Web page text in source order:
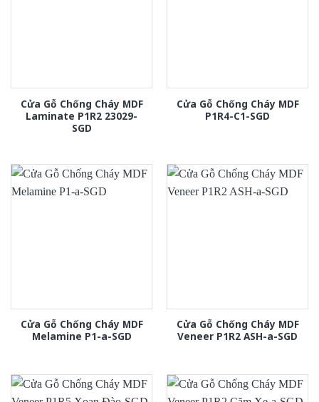
Cửa Gỗ Chống Cháy MDF
Laminate P1R2 23029-
SGD
Cửa Gỗ Chống Cháy MDF
P1R4-C1-SGD
Cửa Gỗ Chống Cháy MDF
Melamine P1-a-SGD
Cửa Gỗ Chống Cháy MDF
Veneer P1R2 ASH-a-SGD